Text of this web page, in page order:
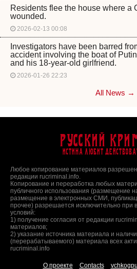
Residents flee the house where a
wounded.
2026-02-13 00:08
Investigators have been barred
accident involving the boat of
and his 18-year-old girlfriend.
2026-01-26 22:23
All News →
Русский
Истина любит
Любое копирование материалов
редакции rucriminal.info.
Копирование и переработка любых
публичного использования (размещение
размещение в электронных СМИ,
прочее) разрешается исключительно
условий:
1) получение согласия от редакции
материалов;
2) указание источника материала и
(перерабатываемого) материала всех
rucriminal.info
О проекте Contacts